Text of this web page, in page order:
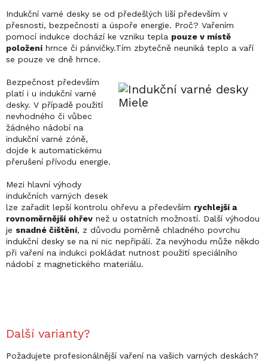
Indukční varné desky se od předešlých liší především v
přesnosti, bezpečnosti a úspoře energie. Proč? Vařením
pomocí indukce dochází ke vzniku tepla pouze v místě
položení hrnce či pánvičky.Tím zbytečně neuniká teplo a vaří
se pouze ve dně hrnce.
Bezpečnost především
platí i u indukční varné
desky. V případě použití
nevhodného či vůbec
žádného nádobí na
indukční varné zóně,
dojde k automatickému
přerušení přívodu energie.
Mezi hlavní výhody
indukčních varných desek
lze zařadit lepší kontrolu ohřevu a především rychlejší a
rovnoměrnější ohřev než u ostatních možností. Další výhodou
je snadné čištění, z důvodu poměrně chladného povrchu
indukční desky se na ni nic nepřipálí. Za nevýhodu může někdo
při vaření na indukci pokládat nutnost použití speciálního
nádobí z magnetického materiálu.
Další varianty?
Požadujete profesionálnější vaření na vašich varných deskách?